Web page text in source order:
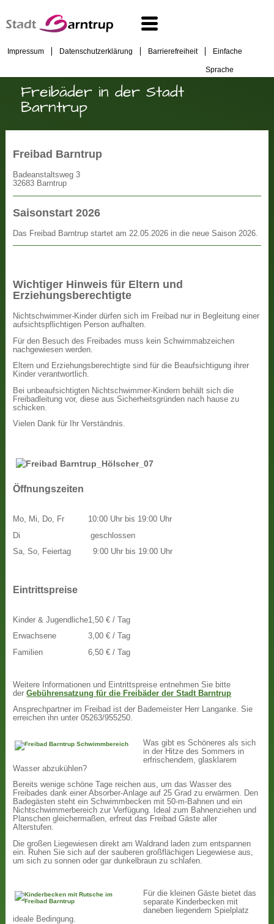
Impressum Datenschutzerklärung Barrierefreiheit Einfache
Sprache
Freibäder in der Stadt
Barntrup
Freibad Barntrup
Badeanstaltsweg 3
32683 Barntrup
Saisonstart 2026
Das Freibad Barntrup startet am 22.05.2026 in die neue Saison 2026.
Wichtiger Hinweis für Eltern und
Erziehungsberechtigte
Nichtschwimmer-Kinder dürfen sich im Freibad nur in Begleitung einer
aufsichtspflichtigen Person aufhalten.
Für den Besuch des Freibades muss kein Schwimmabzeichen
nachgewiesen werden.
Eltern und Erziehungsberechtigte sind für die Beaufsichtigung ihrer
Kinder verantwortlich.
Bei unbeaufsichtigten Nichtschwimmer-Kindern behält sich die
Freibadleitung vor, diese aus Sicherheitsgründen nach hause zu
schicken.
Vielen Dank für Ihr Verständnis.
Öffnungszeiten
Mo, Mi, Do, Fr
Di
Sa, So, Feiertag
10:00 Uhr bis 19:00 Uhr
geschlossen
9:00 Uhr bis 19:00 Uhr
Eintrittspreise
Kinder & Jugendliche
Erwachsene
Familien
1,50 € / Tag
3,00 € / Tag
6,50 € / Tag
Weitere Informationen und Eintrittspreise entnehmen Sie bitte
derGebührensatzung für die Freibäder der Stadt Barntrup
Ansprechpartner im Freibad ist der Bademeister Herr Langanke. Sie
erreichen ihn unter 05263/955250.
Was gibt es Schöneres als sich
in der Hitze des Sommers in
erfrischendem, glasklarem
Wasser abzukühlen?
Bereits wenige schöne Tage reichen aus, um das Wasser des
Freibades dank einer Absorber-Anlage auf 25 Grad zu erwärmen. Den
Badegästen steht ein Schwimmbecken mit 50-m-Bahnen und ein
Nichtschwimmerbereich zur Verfügung. Ideal zum Bahnenziehen und
Planschen gleichermaßen, erfreut das Freibad Gäste aller
Alterstufen.
Die großen Liegewiesen direkt am Waldrand laden zum entspannen
ein. Ruhen Sie sich auf der sauberen großflächigen Liegewiese aus,
um sich zu sonnen oder gar dunkelbraun zu schlafen.
Für die kleinen Gäste bietet das
separate Kinderbecken mit
daneben liegendem Spielplatz
ideale Bedingung.